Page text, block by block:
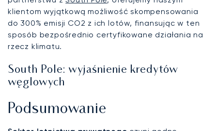
klientom wyjątkową możliwość skompensowania
do 300% emisji CO2 z ich lotów, finansując w ten
sposób bezpośrednio certyfikowane działania na
rzecz klimatu.
South Pole: wyjaśnienie kredytów
węglowych
Podsumowanie